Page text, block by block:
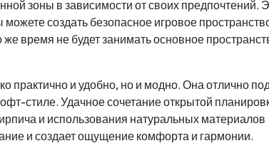
зоны в зависимости от своих предпочтений.
создать безопасное игровое
время не будет занимать основное
практично и удобно, но и модно. Она отлично
стиле. Удачное сочетание открытой
и использования натуральных материалов
и создает ощущение комфорта и гармонии.